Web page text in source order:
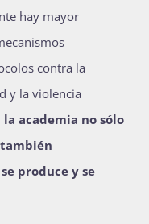
hay mayor
contra la
y la violencia
academia no sólo
produce y se